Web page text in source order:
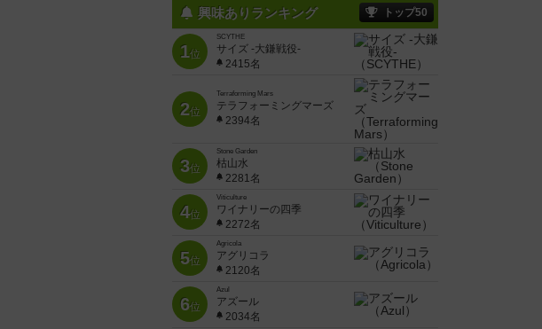
興味ありランキング トップ50
1位
SCYTHE
サイズ -大鎌戦役-
2415名
2位
Terraforming Mars
テラフォーミングマーズ
2394名
3位
Stone Garden
枯山水
2281名
4位
Viticulture
ワイナリーの四季
2272名
5位
Agricola
アグリコラ
2120名
6位
Azul
アズール
2034名